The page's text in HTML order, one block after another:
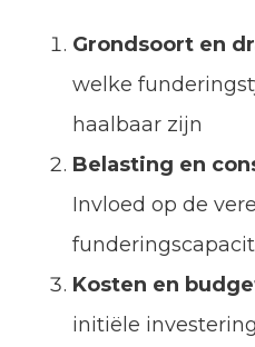
Grondsoort en
welke
haalbaar zijn
Belasting en
Invloed op de
Kosten en
initiële